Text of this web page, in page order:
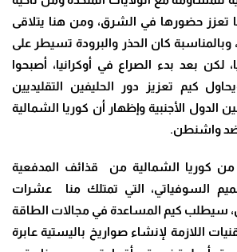
تعزز حضورها في الشرق، ومن هنا يتلاقى
وبالمناسبة كان الحذر والبرودة تسيطر على
لكن بعد بدء الصراع في أوكرانيا، أصبحوا
كيم تعزيز دور الحليفين التقليديين
الأجنبية وإظهار أن كوريا الشمالية
ضد واشنطن.
كوريا الشمالية من قذائف المدفعية
السوفياتي، التي تمتلك منا عشرات
سيطلب كيم المساعدة في مجالات الطاقة
اللازمة لإنشاء صواريخ باليستية عابرة